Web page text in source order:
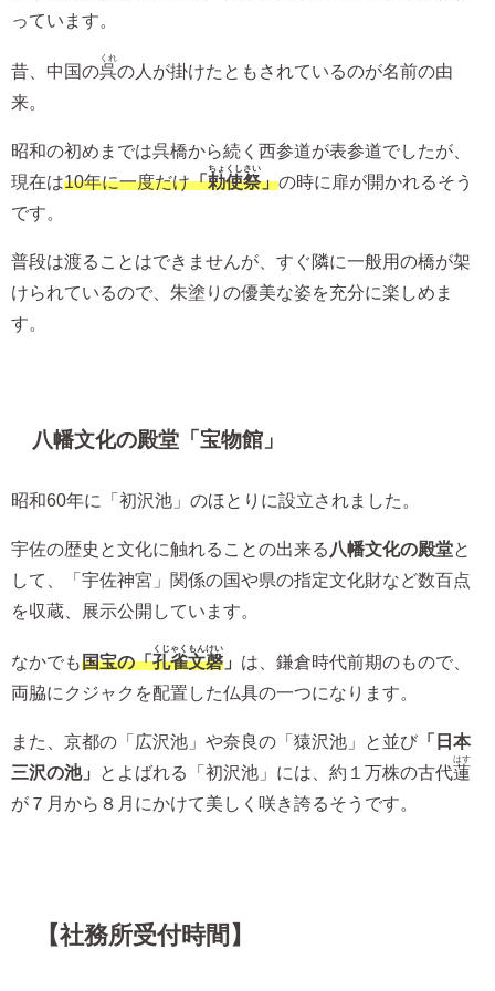
っています。
昔、中国の呉
くれ
の人が掛けたともされているのが名前の由
来。
昭和の初めまでは呉橋から続く西参道が表参道でしたが、
現在は10年に一度だけ「勅使祭
ちょくしさい
」の時に扉が開かれるそう
です。
普段は渡ることはできませんが、すぐ隣に一般用の橋が架
けられているので、朱塗りの優美な姿を充分に楽しめま
す。
八幡文化の殿堂「宝物館」
昭和60年に「初沢池」のほとりに設立されました。
宇佐の歴史と文化に触れることの出来る 八幡文化の殿堂と
して、「宇佐神宮」関係の国や県の指定文化財など数百点
を収蔵、展示公開しています。
なかでも国宝の「孔雀文磬
くじゃくもんけい
」 は、鎌倉時代前期のもので、
両脇にクジャクを配置した仏具の一つになります。
また、京都の「広沢池」や奈良の「猿沢池」と並び 「日本
三沢の池」
とよばれる「初沢池」には、約１万株の古代蓮
はす
が７月から８月にかけて美しく咲き誇るそうです。
【社務所受付時間】